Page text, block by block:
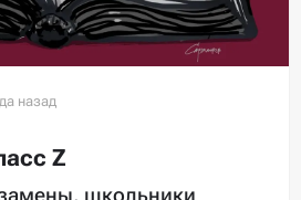
Z
школьники